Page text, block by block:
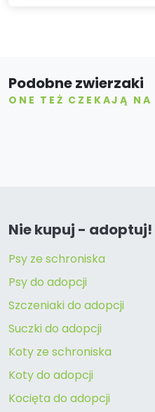
Podobne zwierzaki
ONE TEŻ CZEKAJĄ NA
Nie kupuj - adoptuj!
Psy ze schroniska
Psy do adopcji
Szczeniaki do adopcji
Suczki do adopcji
Koty ze schroniska
Koty do adopcji
Kocięta do adopcji